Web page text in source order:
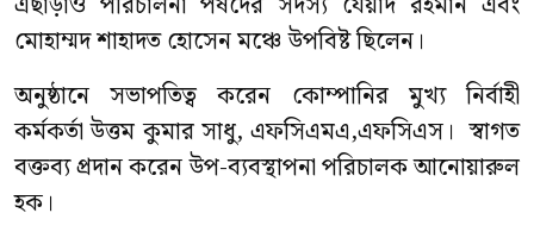
মোহাম্মদ শাহাদত হোসেন মঞ্চে উপবিষ্ট ছিলেন।
অনুষ্ঠানে সভাপতিত্ব করেন কোম্পানির মুখ্য নির্বাহী
কর্মকর্তা উত্তম কুমার সাধু, এফসিএমএ,এফসিএস। স্বাগত
বক্তব্য প্রদান করেন উপ-ব্যবস্থাপনা পরিচালক আনোয়ারুল
হক।